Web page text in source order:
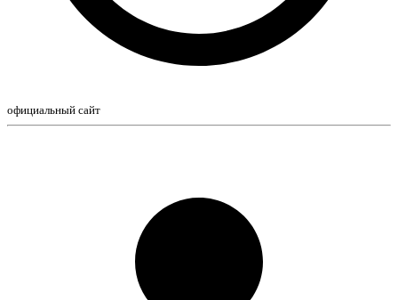
официальный сайт